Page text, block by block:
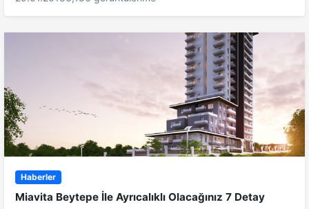
Haberler
Miavita Beytepe İle Ayrıcalıklı Olacağınız 7 Detay